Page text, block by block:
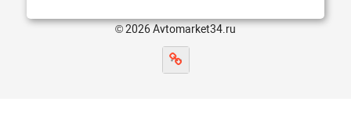
© 2026 Avtomarket34.ru